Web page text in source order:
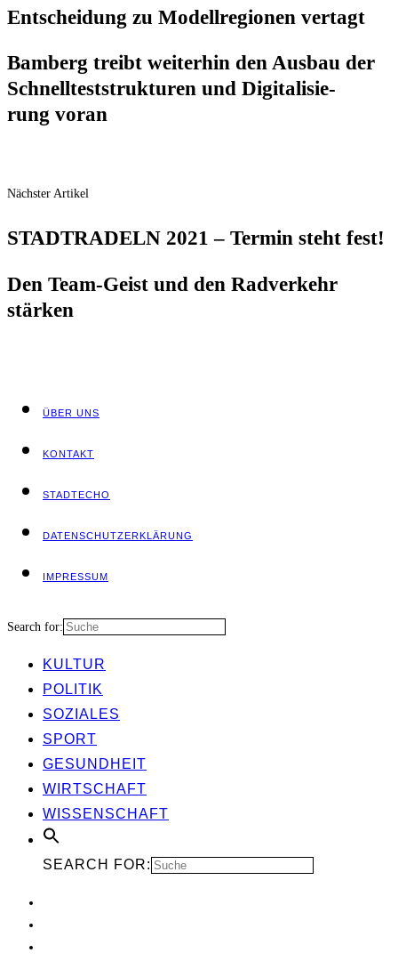
Ent­schei­dung zu Modell­re­gio­nen vertagt
Bam­berg treibt wei­ter­hin den Aus­bau der
Schnell­test­struk­tu­ren und Digi­ta­li­sie­
rung voran
Nächster Artikel
STADTRADELN 2021 – Ter­min steht fest!
Den Team-Geist und den Rad­ver­kehr
stärken
ÜBER UNS
KON­TAKT
STADT­ECHO
DATEN­SCHUTZ­ER­KLÄ­RUNG
IMPRES­SUM
Search for:
KUL­TUR
POLI­TIK
SOZIA­LES
SPORT
GESUND­HEIT
WIRT­SCHAFT
WIS­SEN­SCHAFT
SEARCH FOR: